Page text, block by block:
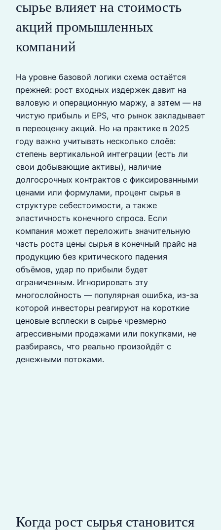
сырье влияет на стоимость
акций промышленных
компаний
На уровне базовой логики схема остаётся
прежней: рост входных издержек давит на
валовую и операционную маржу, а затем — на
чистую прибыль и EPS, что рынок закладывает
в переоценку акций. Но на практике в 2025
году важно учитывать несколько слоёв:
степень вертикальной интеграции (есть ли
свои добывающие активы), наличие
долгосрочных контрактов с фиксированными
ценами или формулами, процент сырья в
структуре себестоимости, а также
эластичность конечного спроса. Если
компания может переложить значительную
часть роста цены сырья в конечный прайс на
продукцию без критического падения
объёмов, удар по прибыли будет
ограниченным. Игнорировать эту
многослойность — популярная ошибка, из-за
которой инвесторы реагируют на короткие
ценовые всплески в сырье чрезмерно
агрессивными продажами или покупками, не
разбираясь, что реально произойдёт с
денежными потоками.
Когда рост сырья становится